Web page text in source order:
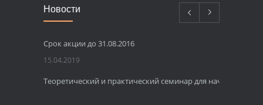
Новости
Срок акции до 31.08.2016
15.04.2019
Теоретический и практический семинар для начинающих